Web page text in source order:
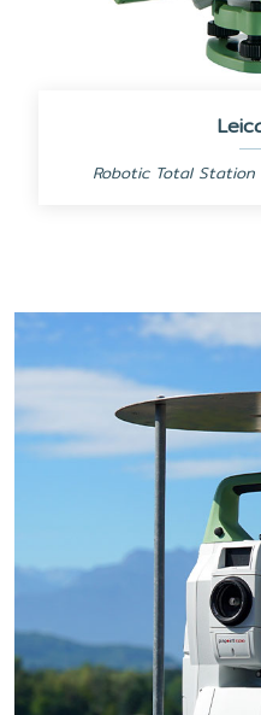
Robotic Total Station